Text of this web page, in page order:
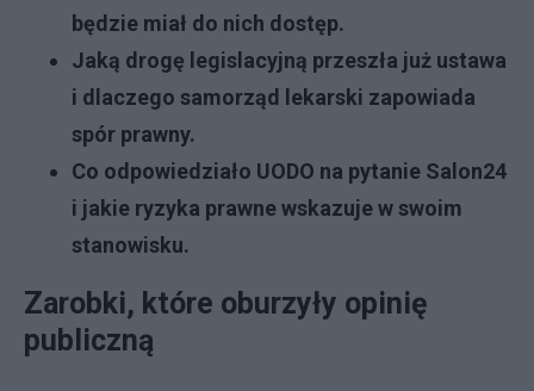
będzie miał do nich dostęp.
Jaką drogę legislacyjną przeszła już ustawa
i dlaczego samorząd lekarski zapowiada
spór prawny.
Co odpowiedziało UODO na pytanie Salon24
i jakie ryzyka prawne wskazuje w swoim
stanowisku.
Zarobki, które oburzyły opinię
publiczną